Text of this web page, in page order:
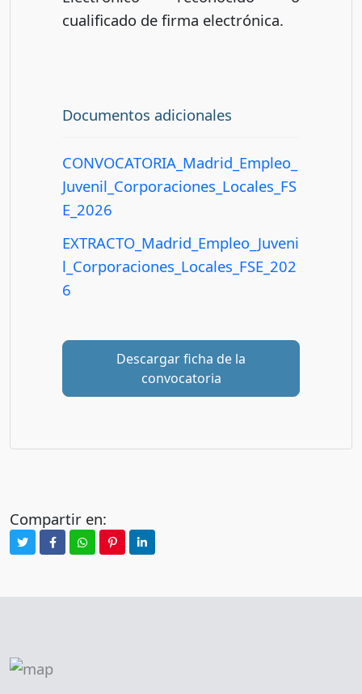
cualificado de firma electrónica.
Documentos adicionales
CONVOCATORIA_Madrid_Empleo_
Juvenil_Corporaciones_Locales_FS
E_2026
EXTRACTO_Madrid_Empleo_Juveni
l_Corporaciones_Locales_FSE_202
6
Descargar ficha de la
convocatoria
Compartir en: